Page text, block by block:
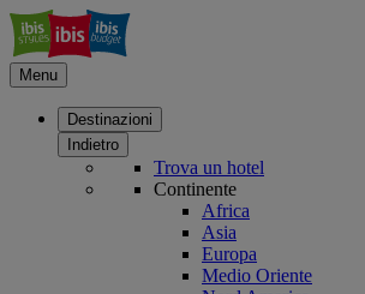
Menu
Destinazioni
Indietro
Trova un hotel
Continente
Africa
Asia
Europa
Medio Oriente